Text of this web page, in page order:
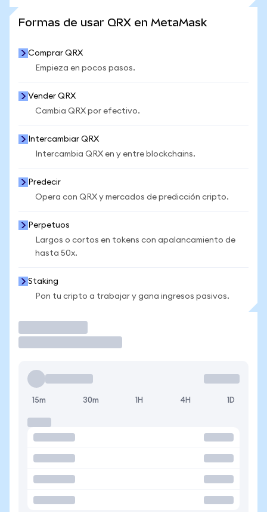
Formas de usar QRX en MetaMask
Comprar QRX
Empieza en pocos pasos.
Vender QRX
Cambia QRX por efectivo.
Intercambiar QRX
Intercambia QRX en y entre blockchains.
Predecir
Opera con QRX y mercados de predicción cripto.
Perpetuos
Largos o cortos en tokens con apalancamiento de
hasta 50x.
Staking
Pon tu cripto a trabajar y gana ingresos pasivos.
15m 30m 1H 4H 1D